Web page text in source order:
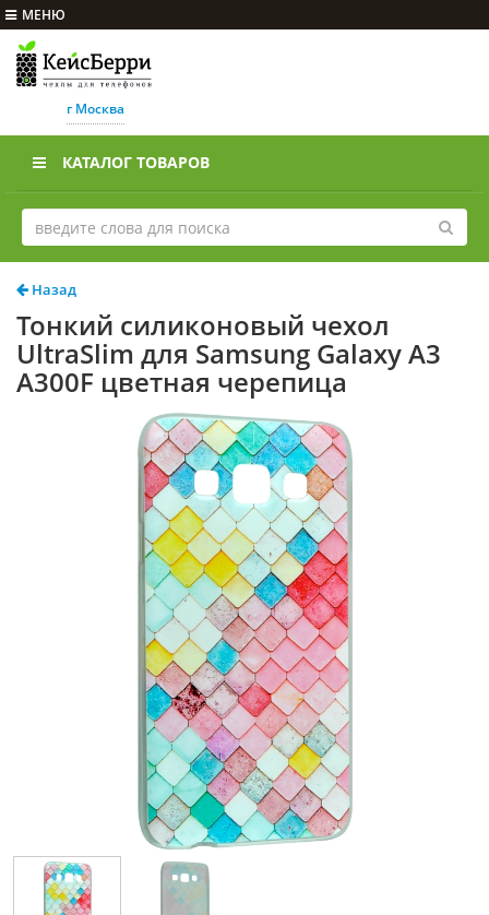
МЕНЮ
г Москва
КАТАЛОГ ТОВАРОВ
Назад
Тонкий силиконовый чехол
UltraSlim для Samsung Galaxy A3
A300F цветная черепица